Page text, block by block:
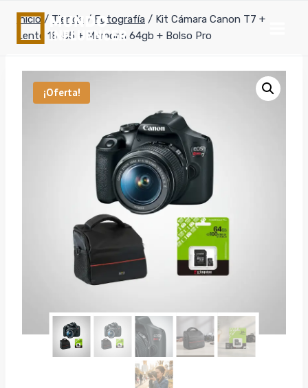
contenido
Inicio / Tienda / Fotografía / Kit Cámara Canon T7 +
Lente 18-55 + Memoria 64gb + Bolso Pro
¡Oferta!